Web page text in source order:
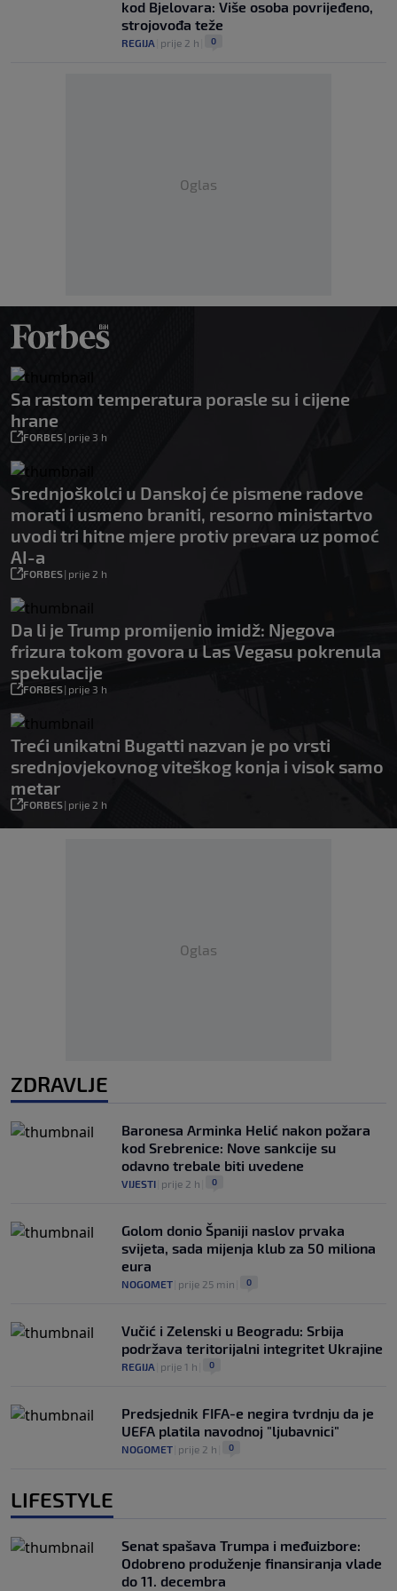
kod Bjelovara: Više osoba povrijeđeno,
strojovođa teže
REGIJA prije 2 h 0
Oglas
Sa rastom temperatura porasle su i cijene
hrane
FORBES| prije 3 h
Srednjoškolci u Danskoj će pismene radove
morati i usmeno braniti, resorno ministartvo
uvodi tri hitne mjere protiv prevara uz pomoć
AI-a
FORBES| prije 2 h
Da li je Trump promijenio imidž: Njegova
frizura tokom govora u Las Vegasu pokrenula
spekulacije
FORBES| prije 3 h
Treći unikatni Bugatti nazvan je po vrsti
srednjovjekovnog viteškog konja i visok samo
metar
FORBES| prije 2 h
Oglas
ZDRAVLJE
Baronesa Arminka Helić nakon požara
kod Srebrenice: Nove sankcije su
odavno trebale biti uvedene
VIJESTI prije 2 h 0
Golom donio Španiji naslov prvaka
svijeta, sada mijenja klub za 50 miliona
eura
NOGOMET prije 25 min 0
Vučić i Zelenski u Beogradu: Srbija
podržava teritorijalni integritet Ukrajine
REGIJA prije 1 h 0
Predsjednik FIFA-e negira tvrdnju da je
UEFA platila navodnoj "ljubavnici"
NOGOMET prije 2 h 0
LIFESTYLE
Senat spašava Trumpa i međuizbore:
Odobreno produženje finansiranja vlade
do 11. decembra